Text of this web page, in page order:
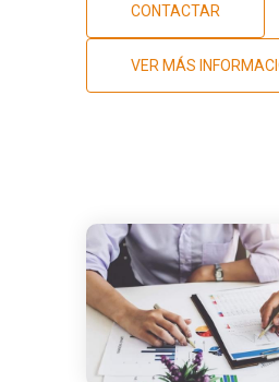
CONTACTAR
VER MÁS